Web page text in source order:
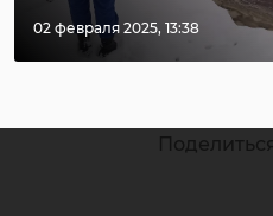
02 февраля 2025, 13:38
мурино